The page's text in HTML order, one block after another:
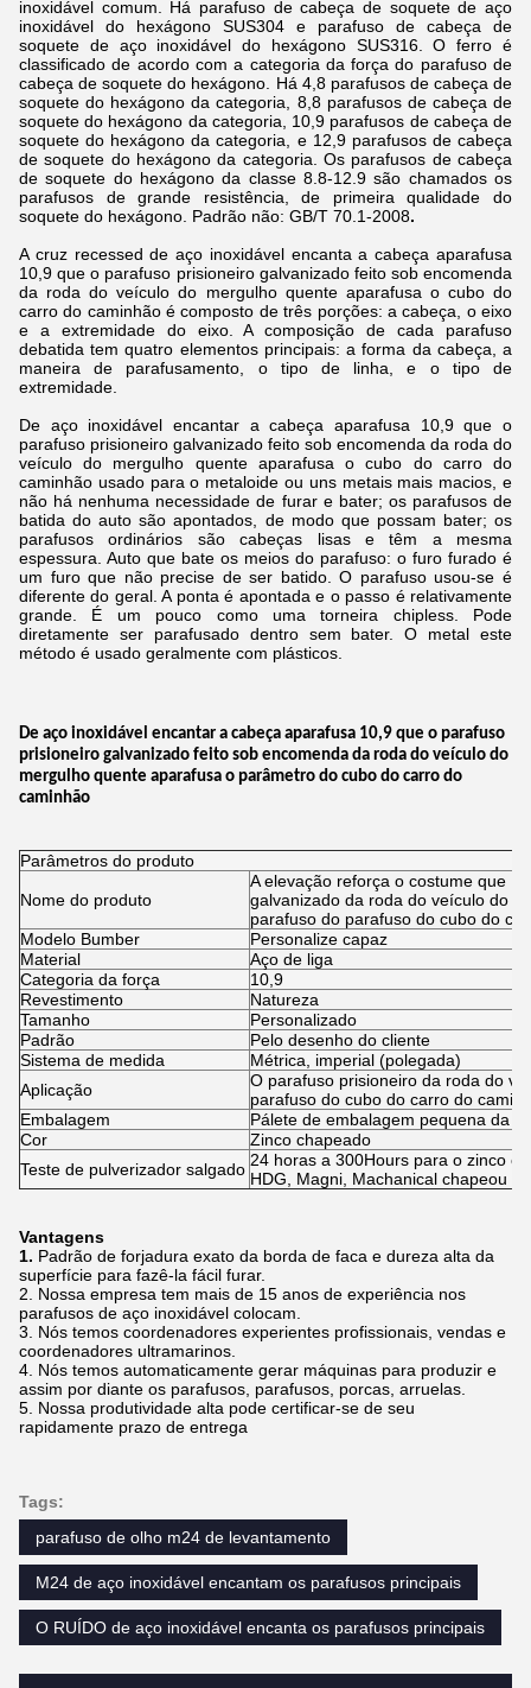
inoxidável comum. Há parafuso de cabeça de soquete de aço
inoxidável do hexágono SUS304 e parafuso de cabeça de
soquete de aço inoxidável do hexágono SUS316. O ferro é
classificado de acordo com a categoria da força do parafuso de
cabeça de soquete do hexágono. Há 4,8 parafusos de cabeça de
soquete do hexágono da categoria, 8,8 parafusos de cabeça de
soquete do hexágono da categoria, 10,9 parafusos de cabeça de
soquete do hexágono da categoria, e 12,9 parafusos de cabeça
de soquete do hexágono da categoria. Os parafusos de cabeça
de soquete do hexágono da classe 8.8-12.9 são chamados os
parafusos de grande resistência, de primeira qualidade do
soquete do hexágono. Padrão não: GB/T 70.1-2008.
A cruz recessed de aço inoxidável encanta a cabeça aparafusa
10,9 que o parafuso prisioneiro galvanizado feito sob encomenda
da roda do veículo do mergulho quente aparafusa o cubo do
carro do caminhão é composto de três porções: a cabeça, o eixo
e a extremidade do eixo. A composição de cada parafuso
debatida tem quatro elementos principais: a forma da cabeça, a
maneira de parafusamento, o tipo de linha, e o tipo de
extremidade.
De aço inoxidável encantar a cabeça aparafusa 10,9 que o
parafuso prisioneiro galvanizado feito sob encomenda da roda do
veículo do mergulho quente aparafusa o cubo do carro do
caminhão usado para o metaloide ou uns metais mais macios, e
não há nenhuma necessidade de furar e bater; os parafusos de
batida do auto são apontados, de modo que possam bater; os
parafusos ordinários são cabeças lisas e têm a mesma
espessura. Auto que bate os meios do parafuso: o furo furado é
um furo que não precise de ser batido. O parafuso usou-se é
diferente do geral. A ponta é apontada e o passo é relativamente
grande. É um pouco como uma torneira chipless. Pode
diretamente ser parafusado dentro sem bater. O metal este
método é usado geralmente com plásticos.
De aço inoxidável encantar a cabeça aparafusa 10,9 que o parafuso
prisioneiro galvanizado feito sob encomenda da roda do veículo do
mergulho quente aparafusa o parâmetro do cubo do carro do
caminhão
Parâmetros do produto
Nome do produto
A elevação reforça o costume que
galvanizado da roda do veículo do
parafuso do parafuso do cubo do
Modelo Bumber
Personalize capaz
Material
Aço de liga
Categoria da força
10,9
Revestimento
Natureza
Tamanho
Personalizado
Padrão
Pelo desenho do cliente
Sistema de medida
Métrica, imperial (polegada)
Aplicação
O parafuso prisioneiro da roda do
parafuso do cubo do carro do
Embalagem
Pálete de embalagem pequena da
Cor
Zinco chapeado
Teste de pulverizador salgado 24 horas a 300Hours para o zinco
HDG, Magni, Machanical chapeou
Vantagens
1. Padrão de forjadura exato da borda de faca e dureza alta da
superfície para fazê-la fácil furar.
2. Nossa empresa tem mais de 15 anos de experiência nos
parafusos de aço inoxidável colocam.
3. Nós temos coordenadores experientes profissionais, vendas e
coordenadores ultramarinos.
4. Nós temos automaticamente gerar máquinas para produzir e
assim por diante os parafusos, parafusos, porcas, arruelas.
5. Nossa produtividade alta pode certificar-se de seu
rapidamente prazo de entrega
Tags:
parafuso de olho m24 de levantamento
M24 de aço inoxidável encantam os parafusos principais
O RUÍDO de aço inoxidável encanta os parafusos principais